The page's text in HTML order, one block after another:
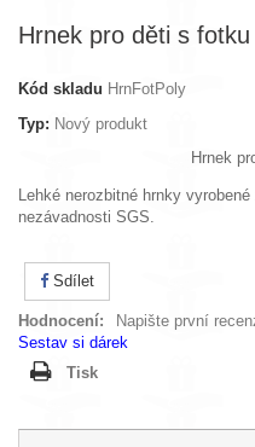
Hrnek pro děti s fotku
Kód skladu HrnFotPoly
Typ: Nový produkt
Hrnek
Lehké nerozbitné hrnky
nezávadnosti SGS.
Sdílet
Hodnocení:
Napište první
Sestav si dárek
Tisk